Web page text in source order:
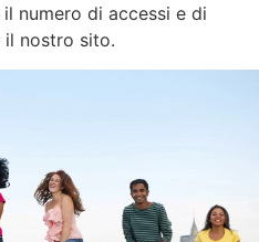
numero di accessi e di
nostro sito.